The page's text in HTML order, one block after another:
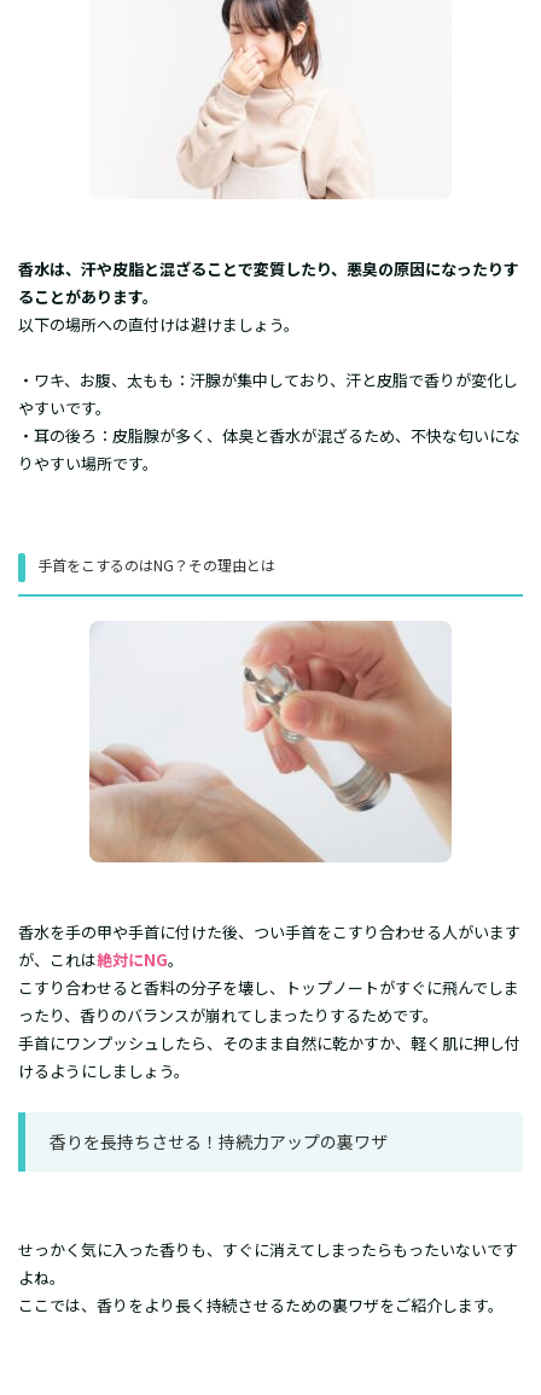
香水は、汗や皮脂と混ざることで変質したり、悪臭の原因になったりす
ることがあります。
以下の場所への直付けは避けましょう。
・​ワキ、お腹、太もも：汗腺が集中しており、汗と皮脂で香りが変化し
やすいです。
・​耳の後ろ：皮脂腺が多く、体臭と香水が混ざるため、不快な匂いにな
りやすい場所です。
手首をこするのはNG？その理由とは
​香水を手の甲や手首に付けた後、つい手首をこすり合わせる人がいます
が、これは絶対にNG。
​こすり合わせると香料の分子を壊し、トップノートがすぐに飛んでしま
ったり、香りのバランスが崩れてしまったりするためです。
​手首にワンプッシュしたら、そのまま自然に乾かすか、軽く肌に押し付
けるようにしましょう。
香りを長持ちさせる！持続力アップの裏ワザ
​せっかく気に入った香りも、すぐに消えてしまったらもったいないです
よね。
ここでは、香りをより長く持続させるための裏ワザをご紹介します。